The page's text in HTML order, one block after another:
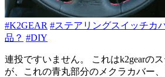
#K2GEAR #ステアリングスイッチカ
品？ #DIY
連投ですいません。 これはk2gearの
が、これの青丸部分のメクラカバー